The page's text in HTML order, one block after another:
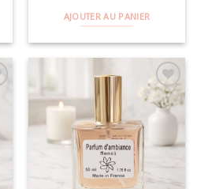
AJOUTER AU PANIER
wishlist